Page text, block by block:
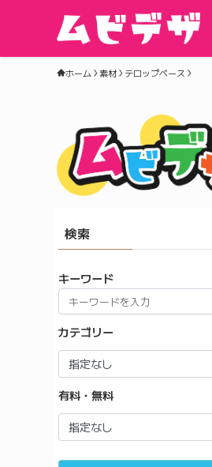
ホーム 素材 テロップベース
検索
キーワード
カテゴリー
有料・無料